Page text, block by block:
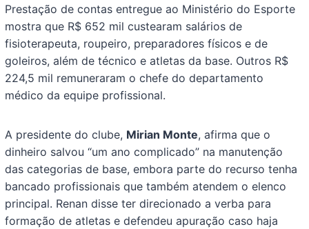
Prestação de contas entregue ao Ministério do Esporte
mostra que R$ 652 mil custearam salários de
fisioterapeuta, roupeiro, preparadores físicos e de
goleiros, além de técnico e atletas da base. Outros R$
224,5 mil remuneraram o chefe do departamento
médico da equipe profissional.
A presidente do clube, Mirian Monte, afirma que o
dinheiro salvou “um ano complicado” na manutenção
das categorias de base, embora parte do recurso tenha
bancado profissionais que também atendem o elenco
principal. Renan disse ter direcionado a verba para
formação de atletas e defendeu apuração caso haja